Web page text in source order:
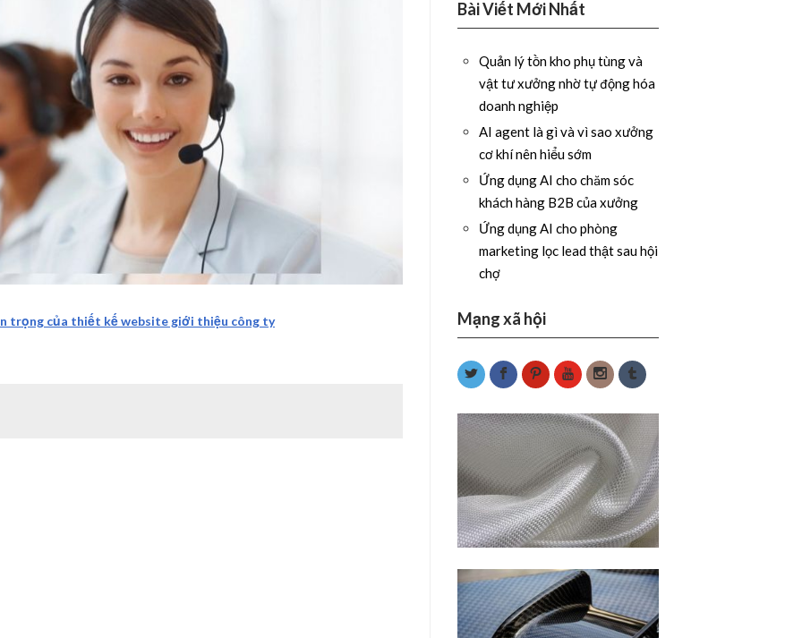
trọng của thiết kế website giới thiệu công ty
Bài Viết Mới Nhất
Quản lý tồn kho phụ tùng và
vật tư xưởng nhờ tự động hóa
doanh nghiệp
AI agent là gì và vì sao xưởng
cơ khí nên hiểu sớm
Ứng dụng AI cho chăm sóc
khách hàng B2B của xưởng
Ứng dụng AI cho phòng
marketing lọc lead thật sau hội
chợ
Mạng xã hội